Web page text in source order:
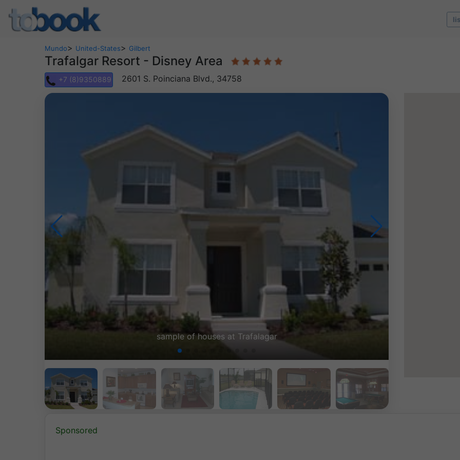
Mundo> United-States> Gilbert
Trafalgar Resort - Disney Area
+7 (8)9350889 2601 S. Poinciana Blvd., 34758
not actual rental unit
Sponsored